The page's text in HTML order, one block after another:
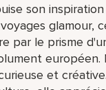
son
glamour,
par le prisme
européen.
et